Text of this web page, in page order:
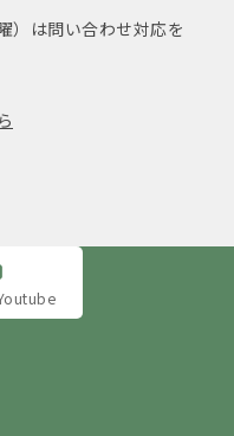
）は問い合わせ対応を